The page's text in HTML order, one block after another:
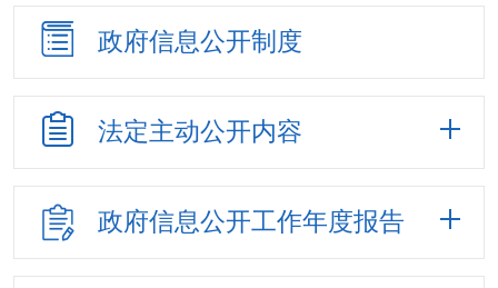
政府信息公开制度
法定主动公开内容
政府信息公开工作年度报告